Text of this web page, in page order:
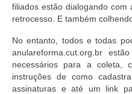
filiados estão dialogando
retrocesso. E também
No entanto, todos e todas
anulareforma.cut.org.br
necessários para a coleta,
instruções de como
assinaturas e até um link